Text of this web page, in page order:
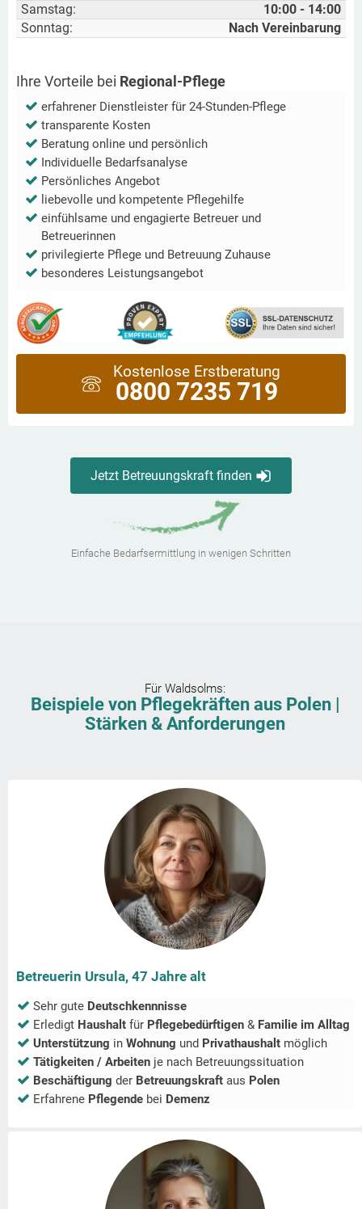
Samstag:
10:00 - 14:00
Sonntag:
Nach Vereinbarung
Ihre Vorteile bei Regional-Pflege
erfahrener Dienstleister für 24-Stunden-Pflege
transparente Kosten
Beratung online und persönlich
Individuelle Bedarfsanalyse
Persönliches Angebot
liebevolle und kompetente Pflegehilfe
einfühlsame und engagierte Betreuer und
Betreuerinnen
privilegierte Pflege und Betreuung Zuhause
besonderes Leistungsangebot
Kostenlose Erstberatung
0800 7235 719
Jetzt Betreuungskraft finden
Einfache Bedarfsermittlung in wenigen Schritten
Für Waldsolms:
Beispiele von Pflegekräften aus Polen |
Stärken & Anforderungen
Betreuerin Ursula, 47 Jahre alt
Sehr gute Deutschkennnisse
Erledigt Haushalt für Pflegebedürftigen & Familie im Alltag
Unterstützung in Wohnung und Privathaushalt möglich
Tätigkeiten / Arbeiten je nach Betreuungssituation
Beschäftigung der Betreuungskraft aus Polen
Erfahrene Pflegende bei Demenz